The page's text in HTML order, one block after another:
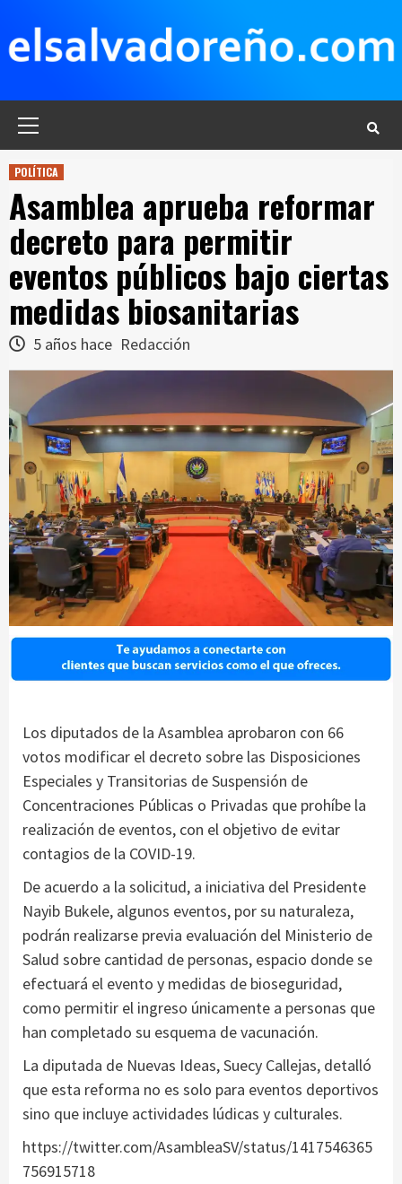
contenido
POLÍTICA
Asamblea aprueba reformar
decreto para permitir
eventos públicos bajo ciertas
medidas biosanitarias
5 años hace Redacción
Los diputados de la Asamblea aprobaron con 66
votos modificar el decreto sobre las Disposiciones
Especiales y Transitorias de Suspensión de
Concentraciones Públicas o Privadas que prohíbe la
realización de eventos, con el objetivo de evitar
contagios de la COVID-19.
De acuerdo a la solicitud, a iniciativa del Presidente
Nayib Bukele, algunos eventos, por su naturaleza,
podrán realizarse previa evaluación del Ministerio de
Salud sobre cantidad de personas, espacio donde se
efectuará el evento y medidas de bioseguridad,
como permitir el ingreso únicamente a personas que
han completado su esquema de vacunación.
La diputada de Nuevas Ideas, Suecy Callejas, detalló
que esta reforma no es solo para eventos deportivos
sino que incluye actividades lúdicas y culturales.
https://twitter.com/AsambleaSV/status/1417546365
756915718